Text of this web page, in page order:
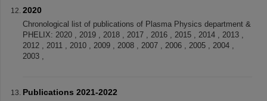
2020
Chronological list of publications of Plasma Physics department &
PHELIX: 2020 , 2019 , 2018 , 2017 , 2016 , 2015 , 2014 , 2013 ,
2012 , 2011 , 2010 , 2009 , 2008 , 2007 , 2006 , 2005 , 2004 ,
2003 ,
Publications 2021-2022